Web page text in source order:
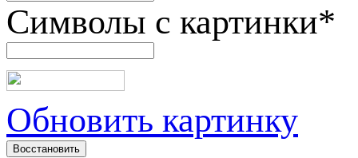
Символы с картинки*
Обновить картинку